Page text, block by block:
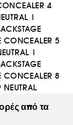
4
|
CONCEALER 5
|
CONCEALER 8
από τα